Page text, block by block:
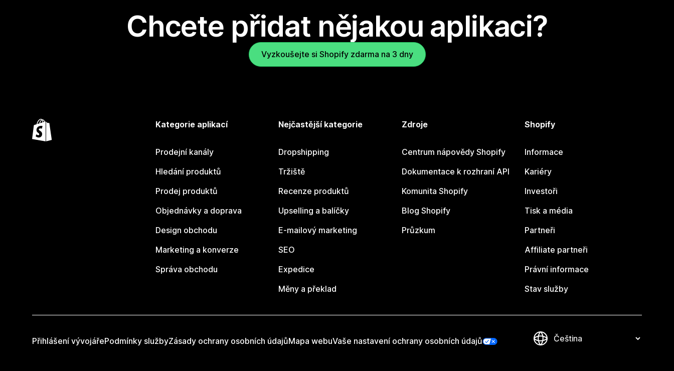
Chcete přidat nějakou aplikaci?
Vyzkoušejte si Shopify zdarma na 3 dny
Kategorie aplikací
Prodejní kanály
Hledání produktů
Prodej produktů
Objednávky a doprava
Design obchodu
Marketing a konverze
Správa obchodu
Nejčastější kategorie
Dropshipping
Tržiště
Recenze produktů
Upselling a balíčky
E-mailový marketing
SEO
Expedice
Měny a překlad
Zdroje
Centrum nápovědy Shopify
Dokumentace k rozhraní API
Komunita Shopify
Blog Shopify
Průzkum
Shopify
Informace
Kariéry
Investoři
Tisk a média
Partneři
Affiliate partneři
Právní informace
Stav služby
Přihlášení vývojářePodmínky službyZásady ochrany osobních údajůMapa webuVaše nastavení ochrany osobních údajů